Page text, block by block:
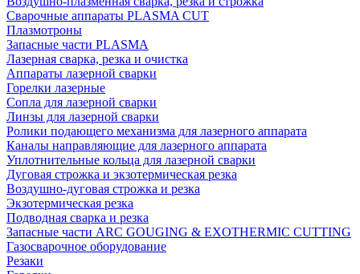
Сварочные аппараты PLASMA CUT
Плазмотроны
Запасные части PLASMA
Лазерная сварка, резка и очистка
Аппараты лазерной сварки
Горелки лазерные
Сопла для лазерной сварки
Линзы для лазерной сварки
Ролики подающего механизма для лазерного аппарата
Каналы направляющие для лазерного аппарата
Уплотнительные кольца для лазерной сварки
Дуговая строжка и экзотермическая резка
Воздушно-дуговая строжка и резка
Экзотермическая резка
Подводная сварка и резка
Запасные части ARC GOUGING & EXOTHERMIC CUTTING
Газосварочное оборудование
Резаки